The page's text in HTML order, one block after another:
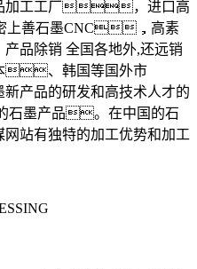
品加工工厂，进口高
上善石墨CNC，高素
品除销 全国各地外,还远销
、韩国等国外市
品的研发和高技术人才的
石墨产品。在中国的石
站有独特的加工优势和加工